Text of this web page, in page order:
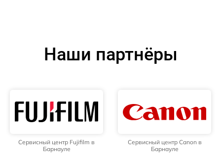
Наши партнёры
Сервисный центр Fujifilm в
Барнауле
Сервисный центр Canon в
Барнауле